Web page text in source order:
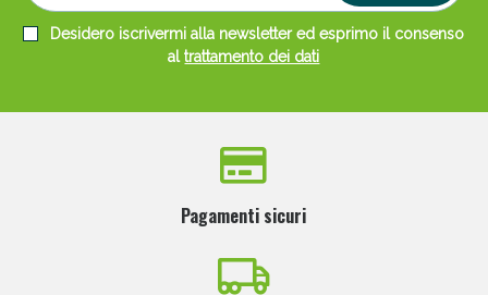
Desidero iscrivermi alla newsletter ed esprimo il consenso
altrattamento dei dati
Pagamenti sicuri